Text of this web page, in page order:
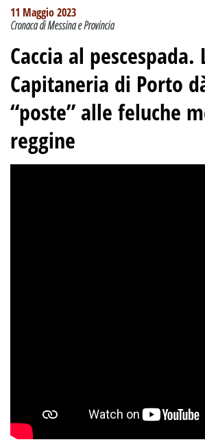
11 Maggio 2023
Cronaca di Messina e Provincia
Caccia al pescespada.
Capitaneria di Porto
“poste” alle feluche
reggine